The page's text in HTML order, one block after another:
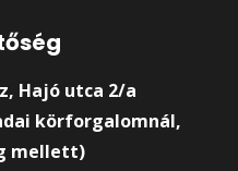
Hajó utca 2/a
körforgalomnál,
mellett)